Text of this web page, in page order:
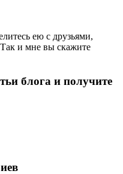
ею с друзьями,
и мне вы скажите
блога и получите